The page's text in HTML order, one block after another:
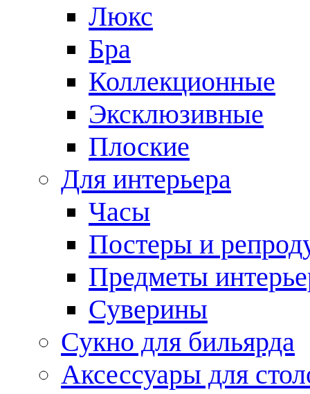
Люкс
Бра
Коллекционные
Эксклюзивные
Плоские
Для интерьера
Часы
Постеры и
Предметы
Суверины
Сукно для бильярда
Аксессуары для